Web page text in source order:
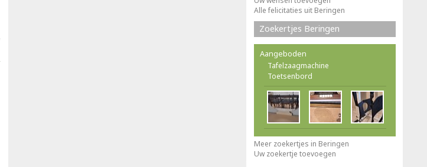
Alle felicitaties uit Beringen
Zoekertjes Beringen
Aangeboden
Tafelzaagmachine
Toetsenbord
Meer zoekertjes in Beringen
Uw zoekertje toevoegen